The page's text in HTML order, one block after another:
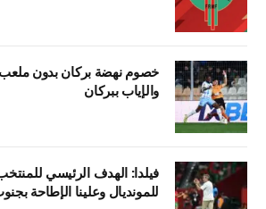
خصوم نهضة بركان بدون
والإياب ببركان
فيلدا: الهدف الرئيسي
للمونديال وعلينا الإطاحة